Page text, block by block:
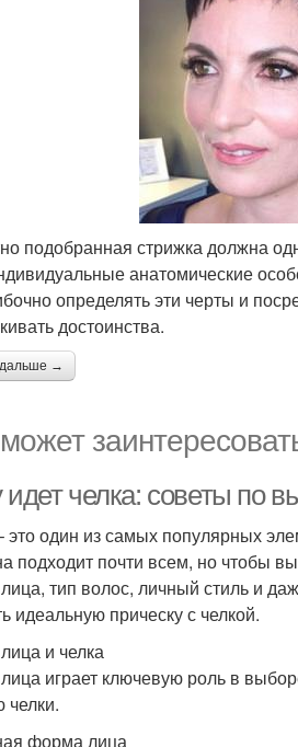
подобранная стрижка должна
анатомические
определять эти черты и
достоинства.
дальше →
челка: советы по
это один из самых популярных
подходит почти всем, но чтобы
тип волос, личный стиль и
идеальную прическу с челкой.
и челка
играет ключевую роль в
челки.
форма лица